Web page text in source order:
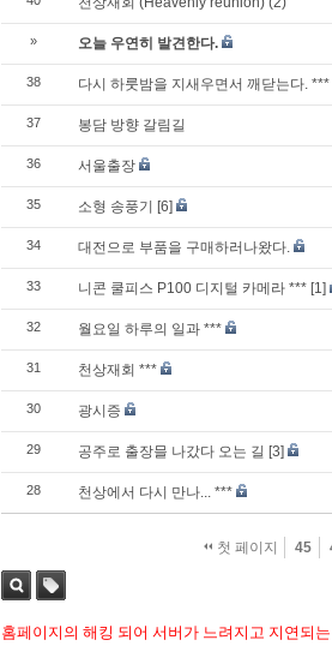
» 오늘 우연히 발견한다.
38 다시 하룻밤을 지새우면서 깨닫는다. ***
37 봉담 방향 갈림길
36 서울출장
35 소형 송풍기 [6]
34 대전으로 부품을 구매하러나왔다.
33 니콘 쿨피스 P100 디지털 카메라 *** [1]
32 월요일 하루의 일과 ***
31 천상재회 ***
30 광시증
29 공주로 출장믈 나갔다 오는 길 [3]
28 천상에서 다시 만나... ***
첫 페이지 45
홈페이지의 해킹 되어 서버가 느려지고 지연되